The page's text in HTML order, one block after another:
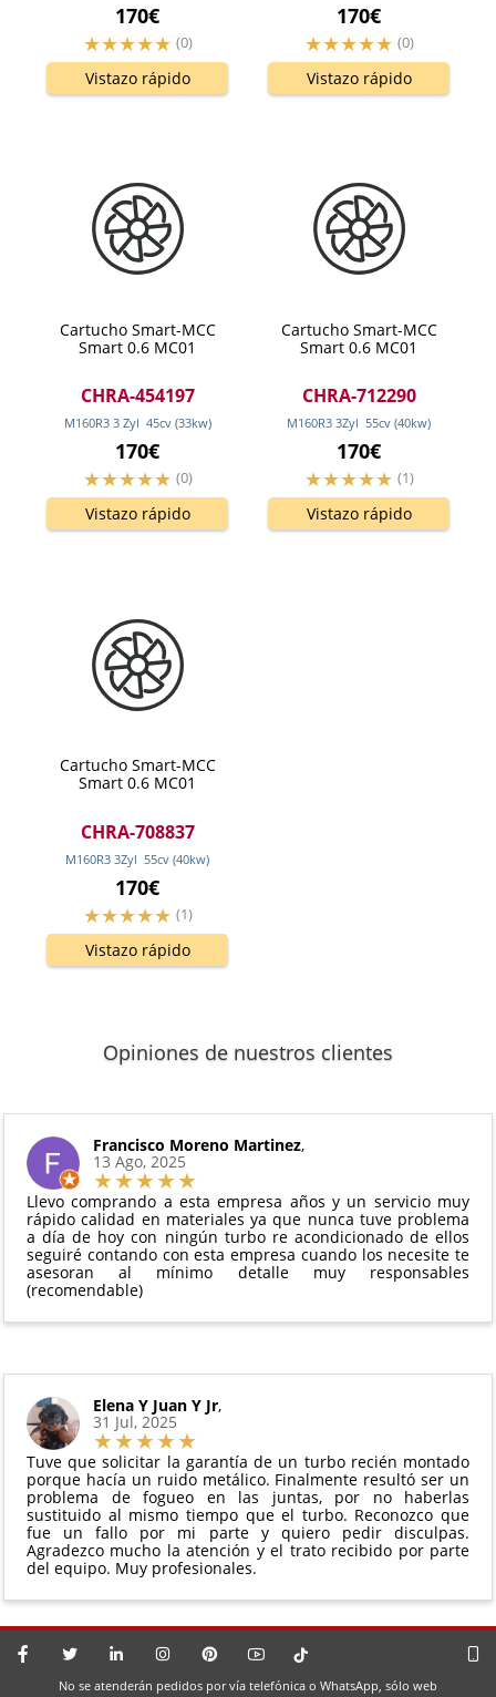
170€
(0)
Vistazo rápido
170€
(0)
Vistazo rápido
Cartucho Smart-MCC
Smart 0.6 MC01
CHRA-454197
M160R3 3 Zyl 45cv (33kw)
170€
(0)
Vistazo rápido
Cartucho Smart-MCC
Smart 0.6 MC01
CHRA-712290
M160R3 3Zyl 55cv (40kw)
170€
(1)
Vistazo rápido
Cartucho Smart-MCC
Smart 0.6 MC01
CHRA-708837
M160R3 3Zyl 55cv (40kw)
170€
(1)
Vistazo rápido
Opiniones de nuestros clientes
Francisco Moreno Martinez,
13 Ago, 2025
Llevo comprando a esta empresa años y un servicio muy
rápido calidad en materiales ya que nunca tuve problema
a día de hoy con ningún turbo re acondicionado de ellos
seguiré contando con esta empresa cuando los necesite te
asesoran al mínimo detalle muy responsables
(recomendable)
Elena Y Juan Y Jr,
31 Jul, 2025
Tuve que solicitar la garantía de un turbo recién montado
porque hacía un ruido metálico. Finalmente resultó ser un
problema de fogueo en las juntas, por no haberlas
sustituido al mismo tiempo que el turbo. Reconozco que
fue un fallo por mi parte y quiero pedir disculpas.
Agradezco mucho la atención y el trato recibido por parte
del equipo. Muy profesionales.
No se atenderán pedidos por vía telefónica o WhatsApp, sólo web